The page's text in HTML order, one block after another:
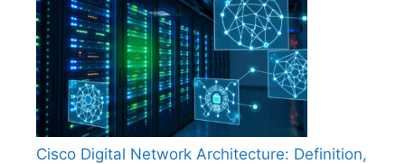
Cisco Digital Network Architecture: Definition,